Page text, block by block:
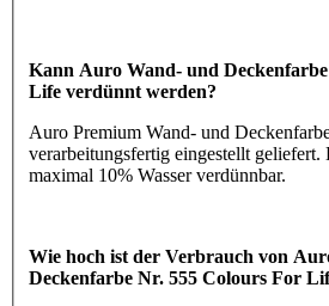
Kann Auro Wand- und
Life verdünnt werden?
Auro Premium Wand- und
verarbeitungsfertig eingestellt geliefert.
maximal 10% Wasser verdünnbar.
Wie hoch ist der Verbrauch von
Deckenfarbe Nr. 555 Colours For